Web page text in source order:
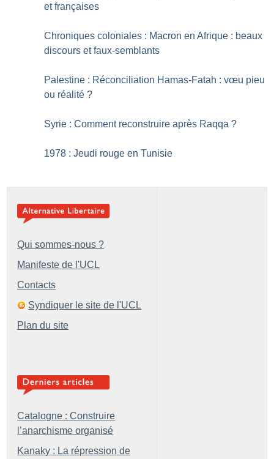
et françaises
Chroniques coloniales : Macron en Afrique : beaux
discours et faux-semblants
Palestine : Réconciliation Hamas-Fatah : vœu pieu
ou réalité ?
Syrie : Comment reconstruire après Raqqa ?
1978 : Jeudi rouge en Tunisie
Qui sommes-nous ?
Manifeste de l'UCL
Contacts
Syndiquer le site de l'UCL
Plan du site
Catalogne : Construire
l’anarchisme organisé
Kanaky : La répression de